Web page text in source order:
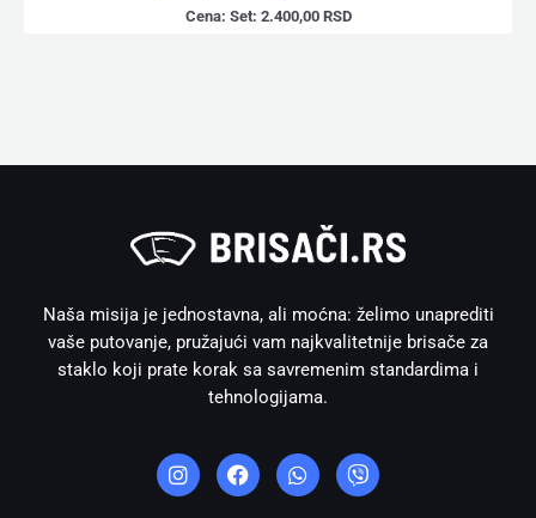
Cena: Set: 2.400,00 RSD
Naša misija je jednostavna, ali moćna: želimo unaprediti
vaše putovanje, pružajući vam najkvalitetnije brisače za
staklo koji prate korak sa savremenim standardima i
tehnologijama.
n
s
t
a
c
e
h
a
t
i
b
e